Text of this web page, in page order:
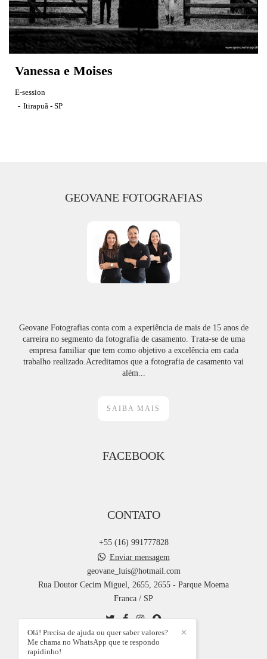
Vanessa e Moises
E-session
Itirapuã - SP
GEOVANE FOTOGRAFIAS
Geovane Fotografias conta com a experiência de mais de 15 anos de
carreira no segmento da fotografia de casamento. Trata-se de uma
empresa familiar que tem como objetivo a excelência em cada
trabalho realizado.Acreditamos que a fotografia de casamento vai
além...
SAIBA MAIS
FACEBOOK
CONTATO
+55 (16) 991777828
Enviar mensagem
geovane_luis@hotmail.com
Rua Doutor Cecim Miguel, 2655, 2655 - Parque Moema
Franca / SP
✕
Olá! Precisa de ajuda ou quer saber valores?
Me chama no WhatsApp que te respondo
rapidinho!